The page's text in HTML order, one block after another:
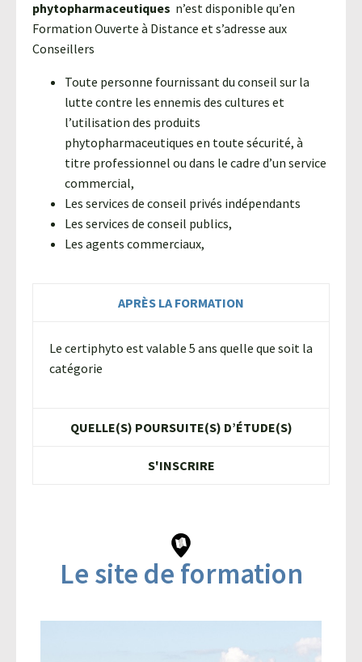
phytopharmaceutiques n’est disponible qu’en
Formation Ouverte à Distance et s’adresse aux
Conseillers
Toute personne fournissant du conseil sur la
lutte contre les ennemis des cultures et
l’utilisation des produits
phytopharmaceutiques en toute sécurité, à
titre professionnel ou dans le cadre d’un service
commercial,
Les services de conseil privés indépendants
Les services de conseil publics,
Les agents commerciaux,
APRÈS LA FORMATION
Le certiphyto est valable 5 ans quelle que soit la
catégorie
QUELLE(S) POURSUITE(S) D’ÉTUDE(S)
S'INSCRIRE
Le site de formation